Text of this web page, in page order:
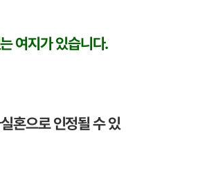
여지가 있습니다.
혼으로 인정될 수 있